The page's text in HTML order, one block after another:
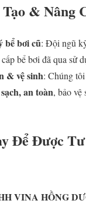
& Nâng
bể bơi cũ: Đội ngũ
bể bơi đã qua sử
& vệ sinh: Chúng
an toàn, bảo vệ
Để Được
VINA HỒNG